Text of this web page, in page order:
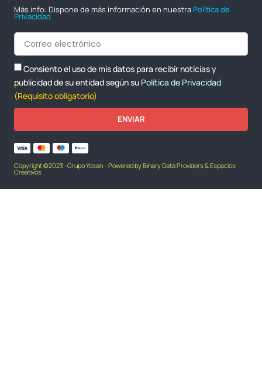
Más info: Dispone de más información en nuestra Política de
Privacidad
Consiento el uso de mis datos para recibir noticias y
publicidad de su entidad según su Política de Privacidad
(Requisito obligatorio)
ENVIAR
Copyright ©2023 -Grupo Yosan - Powered by Binary Data Providers & Espacios
Creativos